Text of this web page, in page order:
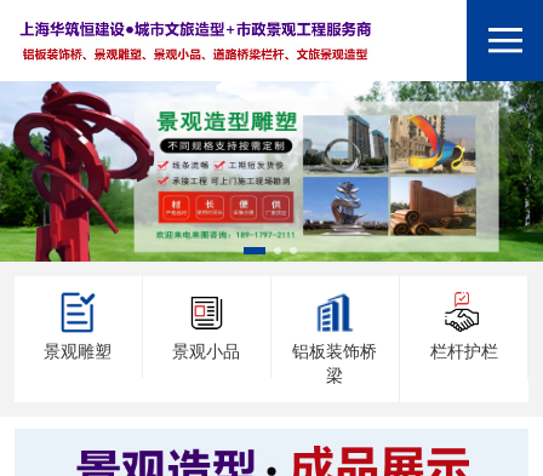
景观雕塑 景观小品
铝板装饰桥
梁
栏杆护栏